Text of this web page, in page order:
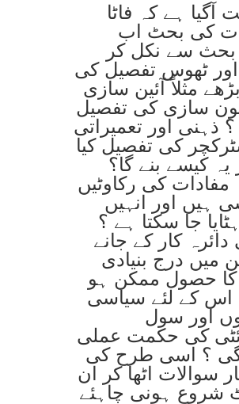
آگیا ہے کہ فاٹا
کی بحٹ اب
سے نکل کر
ٹھوس تفصیل کی
مثلاً آئین سازی
سازی کی تفصیل
؟ ذہنی اور تعمیراتی
کی تفصیل کیا
یہ کیسے بنے گا؟
مفادات کی رکاوٹیں
ہیں اور انہیں
جا سکتا ہے ؟
دائرہ کار کے جانے
میں درج بنیادی
حصول ممکن ہو
اس کے لئے سیاسی
اور سول
کی حکمت عملی
؟ اسی طرح کی
سوالات اٹھا کر ان
شروع ہونی چاہئے